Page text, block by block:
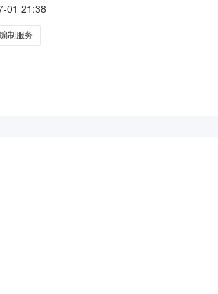
目：采购需求概况：采购内容:C99000000-其
01 21:38
制服务